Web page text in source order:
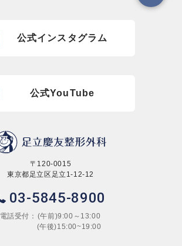
公式インスタグラム
公式YouTube
〒120-0015
東京都足立区足立1-12-12
03-5845-8900
電話受付： (午前)9:00～13:00
(午後)15:00~19:00